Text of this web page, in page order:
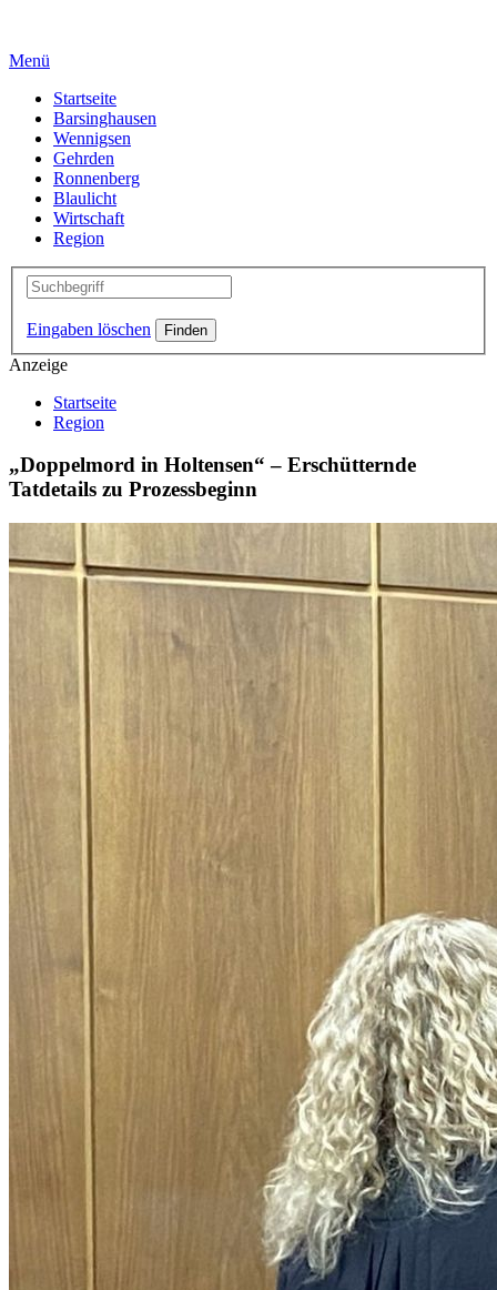
Menü
Startseite
Barsinghausen
Wennigsen
Gehrden
Ronnenberg
Blaulicht
Wirtschaft
Region
Eingaben löschen
Anzeige
Startseite
Region
„Doppelmord in Holtensen“ – Erschütternde
Tatdetails zu Prozessbeginn